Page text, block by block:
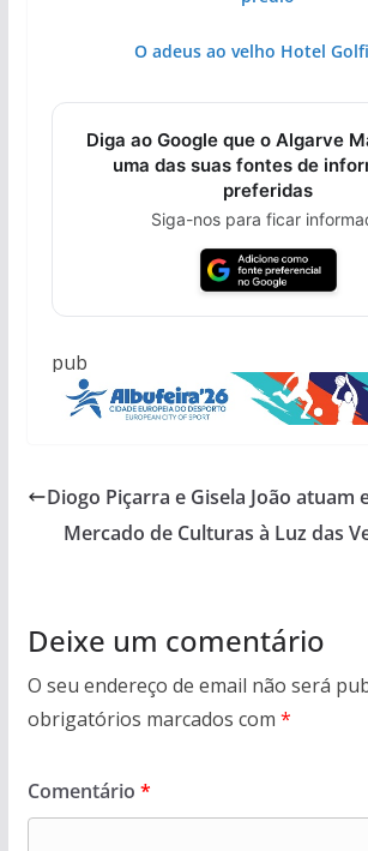
O adeus ao velho Hotel
Diga ao Google que o Algarve
uma das suas fontes de
preferidas
Siga-nos para ficar
pub
Diogo Piçarra e Gisela João atuam
Mercado de Culturas à Luz das
Deixe um comentário
O seu endereço de email não será
obrigatórios marcados com *
Comentário *